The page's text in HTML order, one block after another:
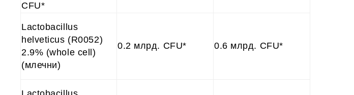
CFU*
Lactobacillus
helveticus (R0052)
2.9% (whole cell)
(млечни)
0.2 млрд. CFU* 0.6 млрд. CFU*